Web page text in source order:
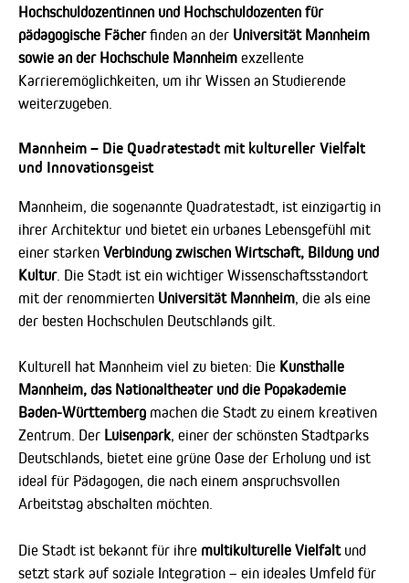
Hochschuldozentinnen und Hochschuldozenten für
pädagogische Fächerfinden an der Universität Mannheim
sowie an der Hochschule Mannheim exzellente
Karrieremöglichkeiten, um ihr Wissen an Studierende
weiterzugeben.
Mannheim – Die Quadratestadt mit kultureller Vielfalt
und Innovationsgeist
Mannheim, die sogenannte Quadratestadt, ist einzigartig in
ihrer Architektur und bietet ein urbanes Lebensgefühl mit
einer starken Verbindung zwischen Wirtschaft, Bildung und
Kultur. Die Stadt ist ein wichtiger Wissenschaftsstandort
mit der renommierten Universität Mannheim, die als eine
der besten Hochschulen Deutschlands gilt.
Kulturell hat Mannheim viel zu bieten: Die Kunsthalle
Mannheim, das Nationaltheater und die Popakademie
Baden-Württemberg machen die Stadt zu einem kreativen
Zentrum. Der Luisenpark, einer der schönsten Stadtparks
Deutschlands, bietet eine grüne Oase der Erholung und ist
ideal für Pädagogen, die nach einem anspruchsvollen
Arbeitstag abschalten möchten.
Die Stadt ist bekannt für ihre multikulturelle Vielfaltund
setzt stark auf soziale Integration – ein ideales Umfeld für